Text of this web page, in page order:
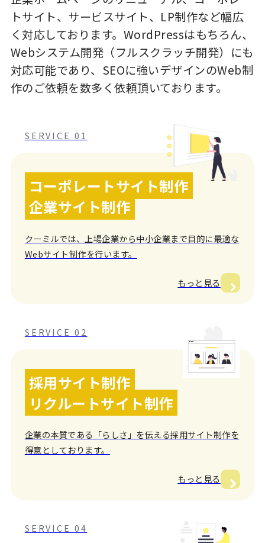
トサイト、サービスサイト、LP制作など幅広
く対応しております。WordPressはもちろん、
Webシステム開発（フルスクラッチ開発）にも
対応可能であり、SEOに強いデザインのWeb制
作のご依頼を数多く依頼頂いております。
SERVICE 01
コーポレートサイト制作
企業サイト制作
クーミルでは、上場企業から中小企業まで目的に最適な
Webサイト制作を行います。
もっと見る
SERVICE 02
採用サイト制作
リクルートサイト制作
企業の本質である「らしさ」を伝える採用サイト制作を
得意としております。
もっと見る
SERVICE 04